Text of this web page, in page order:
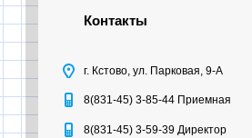
Контакты
г. Кстово, ул. Парковая, 9-А
8(831-45) 3-85-44 Приемная
8(831-45) 3-59-39 Директор